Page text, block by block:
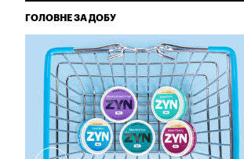
ГОЛОВНЕ ЗА ДОБУ